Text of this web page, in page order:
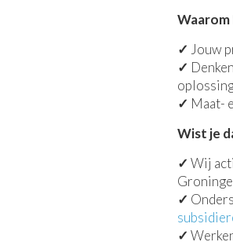
✓ Jouw
✓
✓ Maat-
Wist je
✓ Wij
✓
✓